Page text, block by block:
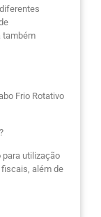
também
Frio Rotativo
para utilização
além de